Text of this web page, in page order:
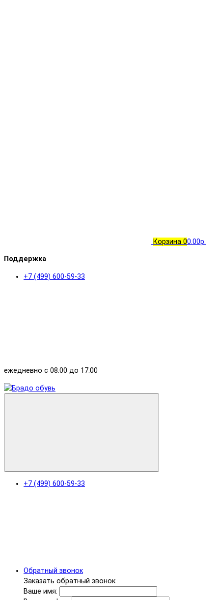
Корзина 00.00р.
Поддержка
+7 (499) 600-59-33
ежедневно с 08.00 до 17.00
+7 (499) 600-59-33
Обратный звонок
Заказать обратный звонок
Ваше имя: